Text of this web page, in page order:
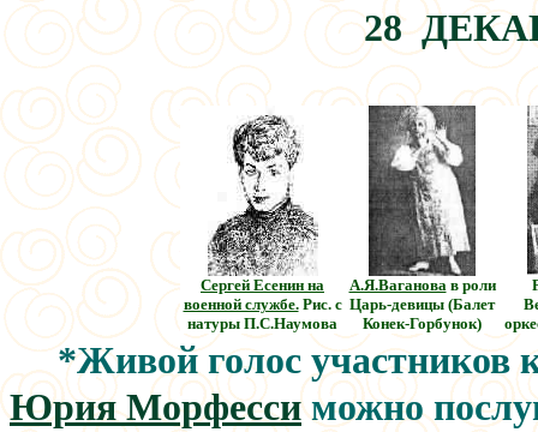
28
Сергей Есенин на
военной службе.Рис. с
натуры П.С.Наумова
А.Я.Вагановав роли
Царь-девицы (Балет
Конек-Горбунок)
*Живой голос участников
Юрия Морфесси можно